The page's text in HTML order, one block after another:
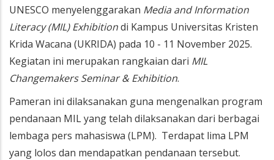
UNESCO menyelenggarakan Media and Information
Literacy (MIL) Exhibitiondi Kampus Universitas Kristen
Krida Wacana (UKRIDA) pada 10 - 11 November 2025.
Kegiatan ini merupakan rangkaian dari MIL
Changemakers Seminar & Exhibition.
Pameran ini dilaksanakan guna mengenalkan program
pendanaan MIL yang telah dilaksanakan dari berbagai
lembaga pers mahasiswa (LPM). Terdapat lima LPM
yang lolos dan mendapatkan pendanaan tersebut.